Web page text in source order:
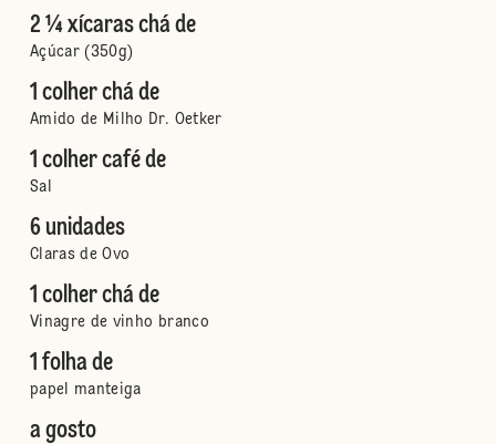
2 ¼ xícaras chá de
Açúcar (350g)
1 colher chá de
Amido de Milho Dr. Oetker
1 colher café de
Sal
6 unidades
Claras de Ovo
1 colher chá de
Vinagre de vinho branco
1 folha de
papel manteiga
a gosto